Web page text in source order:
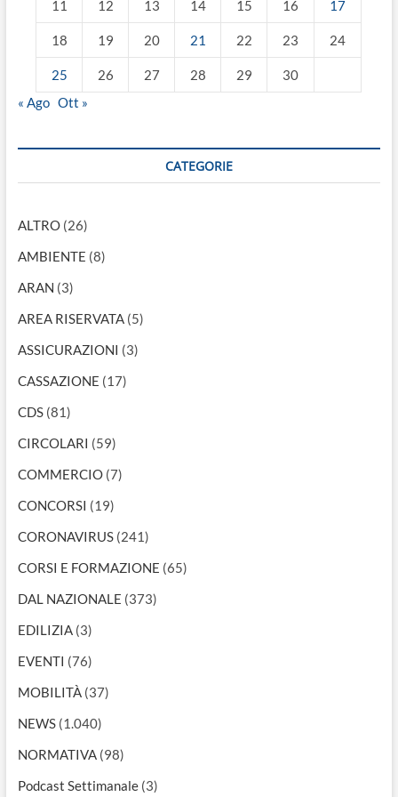
11 12 13 14 15 16 17
18 19 20 21 22 23 24
25 26 27 28 29
30
« Ago Ott »
CATEGORIE
ALTRO(26)
AMBIENTE (8)
ARAN (3)
AREA RISERVATA(5)
ASSICURAZIONI (3)
CASSAZIONE (17)
CDS(81)
CIRCOLARI (59)
COMMERCIO(7)
CONCORSI (19)
CORONAVIRUS(241)
CORSI E FORMAZIONE (65)
DAL NAZIONALE (373)
EDILIZIA(3)
EVENTI (76)
MOBILITÀ(37)
NEWS(1.040)
NORMATIVA(98)
Podcast Settimanale(3)